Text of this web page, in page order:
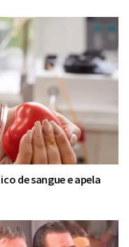
de sangue e apela